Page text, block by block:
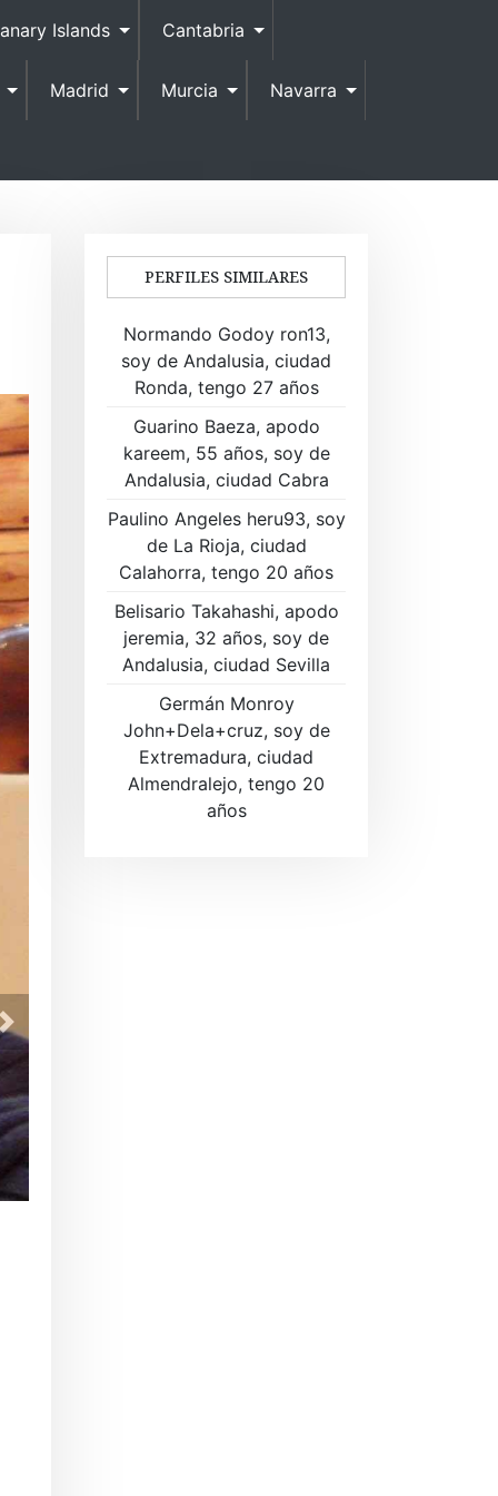
Islands Cantabria
Madrid Murcia Navarra
PERFILES SIMILARES
Normando Godoy ron13,
soy de Andalusia, ciudad
Ronda, tengo 27 años
Guarino Baeza, apodo
kareem, 55 años, soy de
Andalusia, ciudad Cabra
Paulino Angeles heru93, soy
de La Rioja, ciudad
Calahorra, tengo 20 años
Belisario Takahashi, apodo
jeremia, 32 años, soy de
Andalusia, ciudad Sevilla
Germán Monroy
John+Dela+cruz, soy de
Extremadura, ciudad
Almendralejo, tengo 20
años